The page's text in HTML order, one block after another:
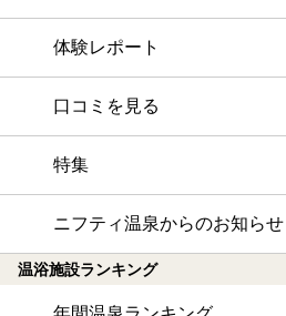
体験レポート
口コミを見る
特集
ニフティ温泉からのお知らせ
温浴施設ランキング